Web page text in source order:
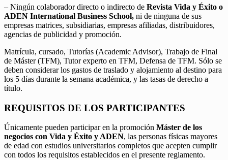
– Ningún colaborador directo o indirecto de Revista Vida y Éxito o
ADEN International Business School, ni de ninguna de sus
empresas matrices, subsidiarias, empresas afiliadas, distribuidores,
agencias de publicidad y promoción.
Matrícula, cursado, Tutorías (Academic Advisor), Trabajo de Final
de Máster (TFM), Tutor experto en TFM, Defensa de TFM. Sólo se
deben considerar los gastos de traslado y alojamiento al destino para
los 5 días durante la semana académica, y las tasas de derecho a
título.
REQUISITOS DE LOS PARTICIPANTES
Únicamente pueden participar en la promoción Máster de los
negocios con Vida y Éxito y ADEN, las personas físicas mayores
de edad con estudios universitarios completos que acepten cumplir
con todos los requisitos establecidos en el presente reglamento.